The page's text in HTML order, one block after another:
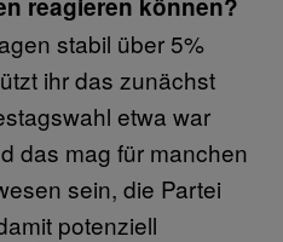
stabil über 5%
ihr das zunächst
etwa war
das mag für manchen
sein, die Partei
potenziell